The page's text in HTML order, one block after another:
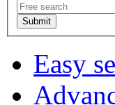
Easy